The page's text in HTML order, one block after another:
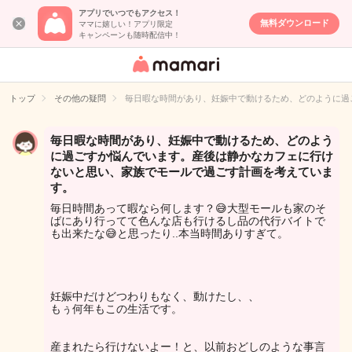
アプリでいつでもアクセス！
ママに嬉しい！アプリ限定
キャンペーンも随時配信中！
無料ダウンロード
女性専用匿名QA
イト
トップ その他の疑問 毎日暇な時間があり、妊娠中で動けるため、どのように
毎日暇な時間があり、妊娠中で動けるため、どのよう
に過ごすか悩んでいます。産後は静かなカフェに行け
ないと思い、家族でモールで過ごす計画を考えていま
す。
毎日時間あって暇なら何します？😅大型モールも家のそ
ばにあり行ってて色んな店も行けるし品の代行バイトで
も出来たな😅と思ったり..本当時間ありすぎて。
妊娠中だけどつわりもなく、動けたし、、
もぅ何年もこの生活です。
産まれたら行けないよー！と、以前おどしのような事言